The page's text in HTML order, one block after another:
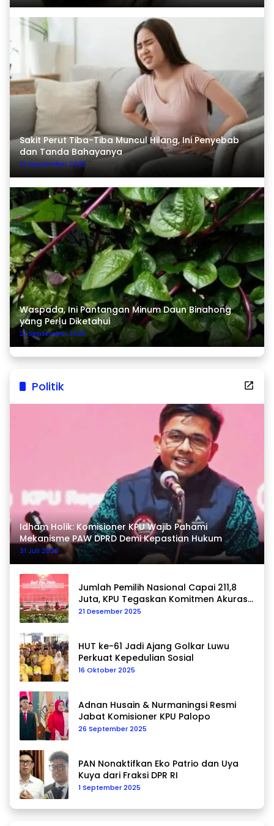
Sakit Perut Tiba-Tiba Muncul Hilang, Ini Penyebab
dan Tanda Bahayanya
21 September 2025
Waspada, Ini Pantangan Minum Daun Binahong
yang Perlu Diketahui
21 September 2025
Politik
Idham Holik: Komisioner KPU Wajib Pahami
Mekanisme PAW DPRD Demi Kepastian Hukum
31 Juli 2026
Jumlah Pemilih Nasional Capai 211,8
Juta, KPU Tegaskan Komitmen Akurasi
Data Berkelanjutan
21 Desember 2025
HUT ke-61 Jadi Ajang Golkar Luwu
Perkuat Kepedulian Sosial
16 Oktober 2025
Adnan Husain & Nurmaningsi Resmi
Jabat Komisioner KPU Palopo
26 September 2025
PAN Nonaktifkan Eko Patrio dan Uya
Kuya dari Fraksi DPR RI
1 September 2025